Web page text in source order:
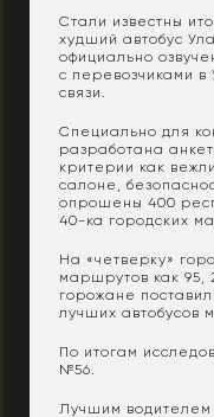
Стали известны
худший автобус
официально
с перевозчиками
связи.
Специально для
разработана
критерии как
салоне,
опрошены 400
40-ка городских
На «четверку»
маршрутов как 95,
горожане
лучших автобусов
По итогам
№56.
Лучшим водителем